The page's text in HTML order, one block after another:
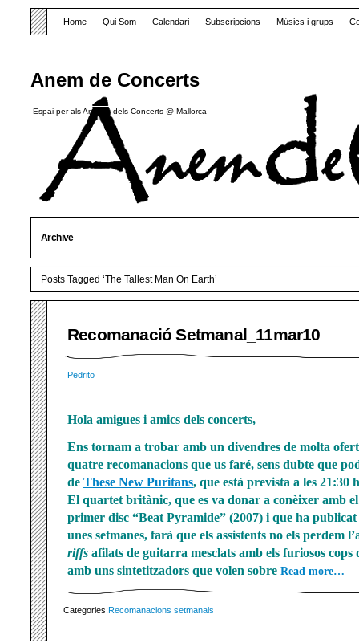
Anem de Concerts
Espai per als Amants dels Concerts @ Mallorca
Home Qui Som Calendari Subscripcions Músics i grups
Archive
Posts Tagged ‘The Tallest Man On Earth’
Recomanació Setmanal_11mar10
Pedrito
Hola amigues i amics dels concerts,
Ens tornam a trobar amb un divendres de molta
quatre recomanacions que us faré, sens dubte que
de These New Puritans, que està prevista a les 21:30
El quartet britànic, que es va donar a conèixer amb
primer disc “Beat Pyramide” (2007) i que ha
unes setmanes, farà que els assistents no els perdem
riffs afilats de guitarra mesclats amb els furiosos
amb uns sintetitzadors que volen sobre Read more…
Categories:Recomanacions setmanals